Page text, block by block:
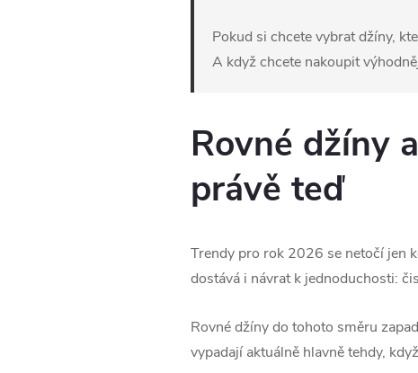
Pokud si chcete vybrat džíny,
A když chcete nakoupit
Rovné džíny
právě teď
Trendy pro rok 2026 se netočí jen
dostává i návrat k jednoduchosti:
Rovné džíny do tohoto směru
vypadají aktuálně hlavně tehdy,